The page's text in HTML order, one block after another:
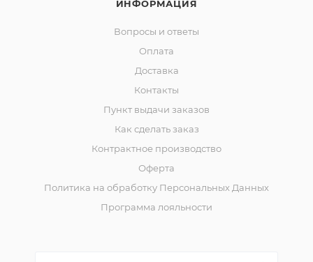
ИНФОРМАЦИЯ
Вопросы и ответы
Оплата
Доставка
Контакты
Пункт выдачи заказов
Как сделать заказ
Контрактное производство
Оферта
Политика на обработку Персональных Данных
Программа лояльности